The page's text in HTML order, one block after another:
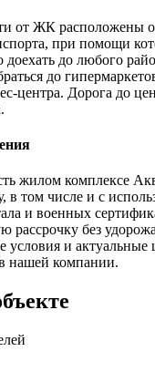
от ЖК расположены
при помощи
до любого
до
центра. Дорога до
жилом комплексе
в том числе и с
и военных
рассрочку без
условия и
нашей компании.